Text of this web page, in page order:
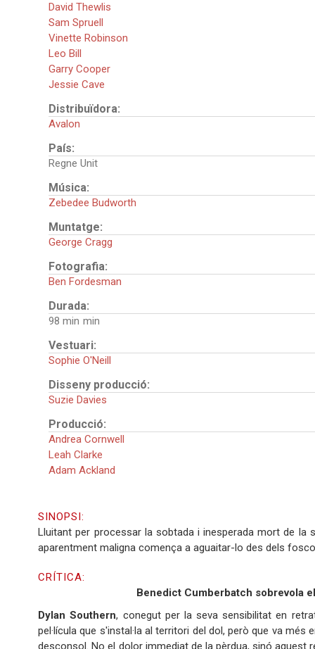
David Thewlis
Sam Spruell
Vinette Robinson
Leo Bill
Garry Cooper
Jessie Cave
Distribuïdora:
Avalon
País:
Regne Unit
Música:
Zebedee Budworth
Muntatge:
George Cragg
Fotografia:
Ben Fordesman
Durada:
98 min
Vestuari:
Sophie O'Neill
Disseny producció:
Suzie Davies
Producció:
Andrea Cornwell
Leah Clarke
Adam Ackland
SINOPSI:
Lluitant per processar la sobtada i inesperada mort de la
aparentment maligna comença a aguaitar-lo des dels
CRÍTICA:
Benedict Cumberbatch sobrevola
Dylan Southern, conegut per la seva sensibilitat en
pel·lícula que s'instal·la al territori del dol, però que va
desconsol. No el dolor immediat de la pèrdua, sinó aquest